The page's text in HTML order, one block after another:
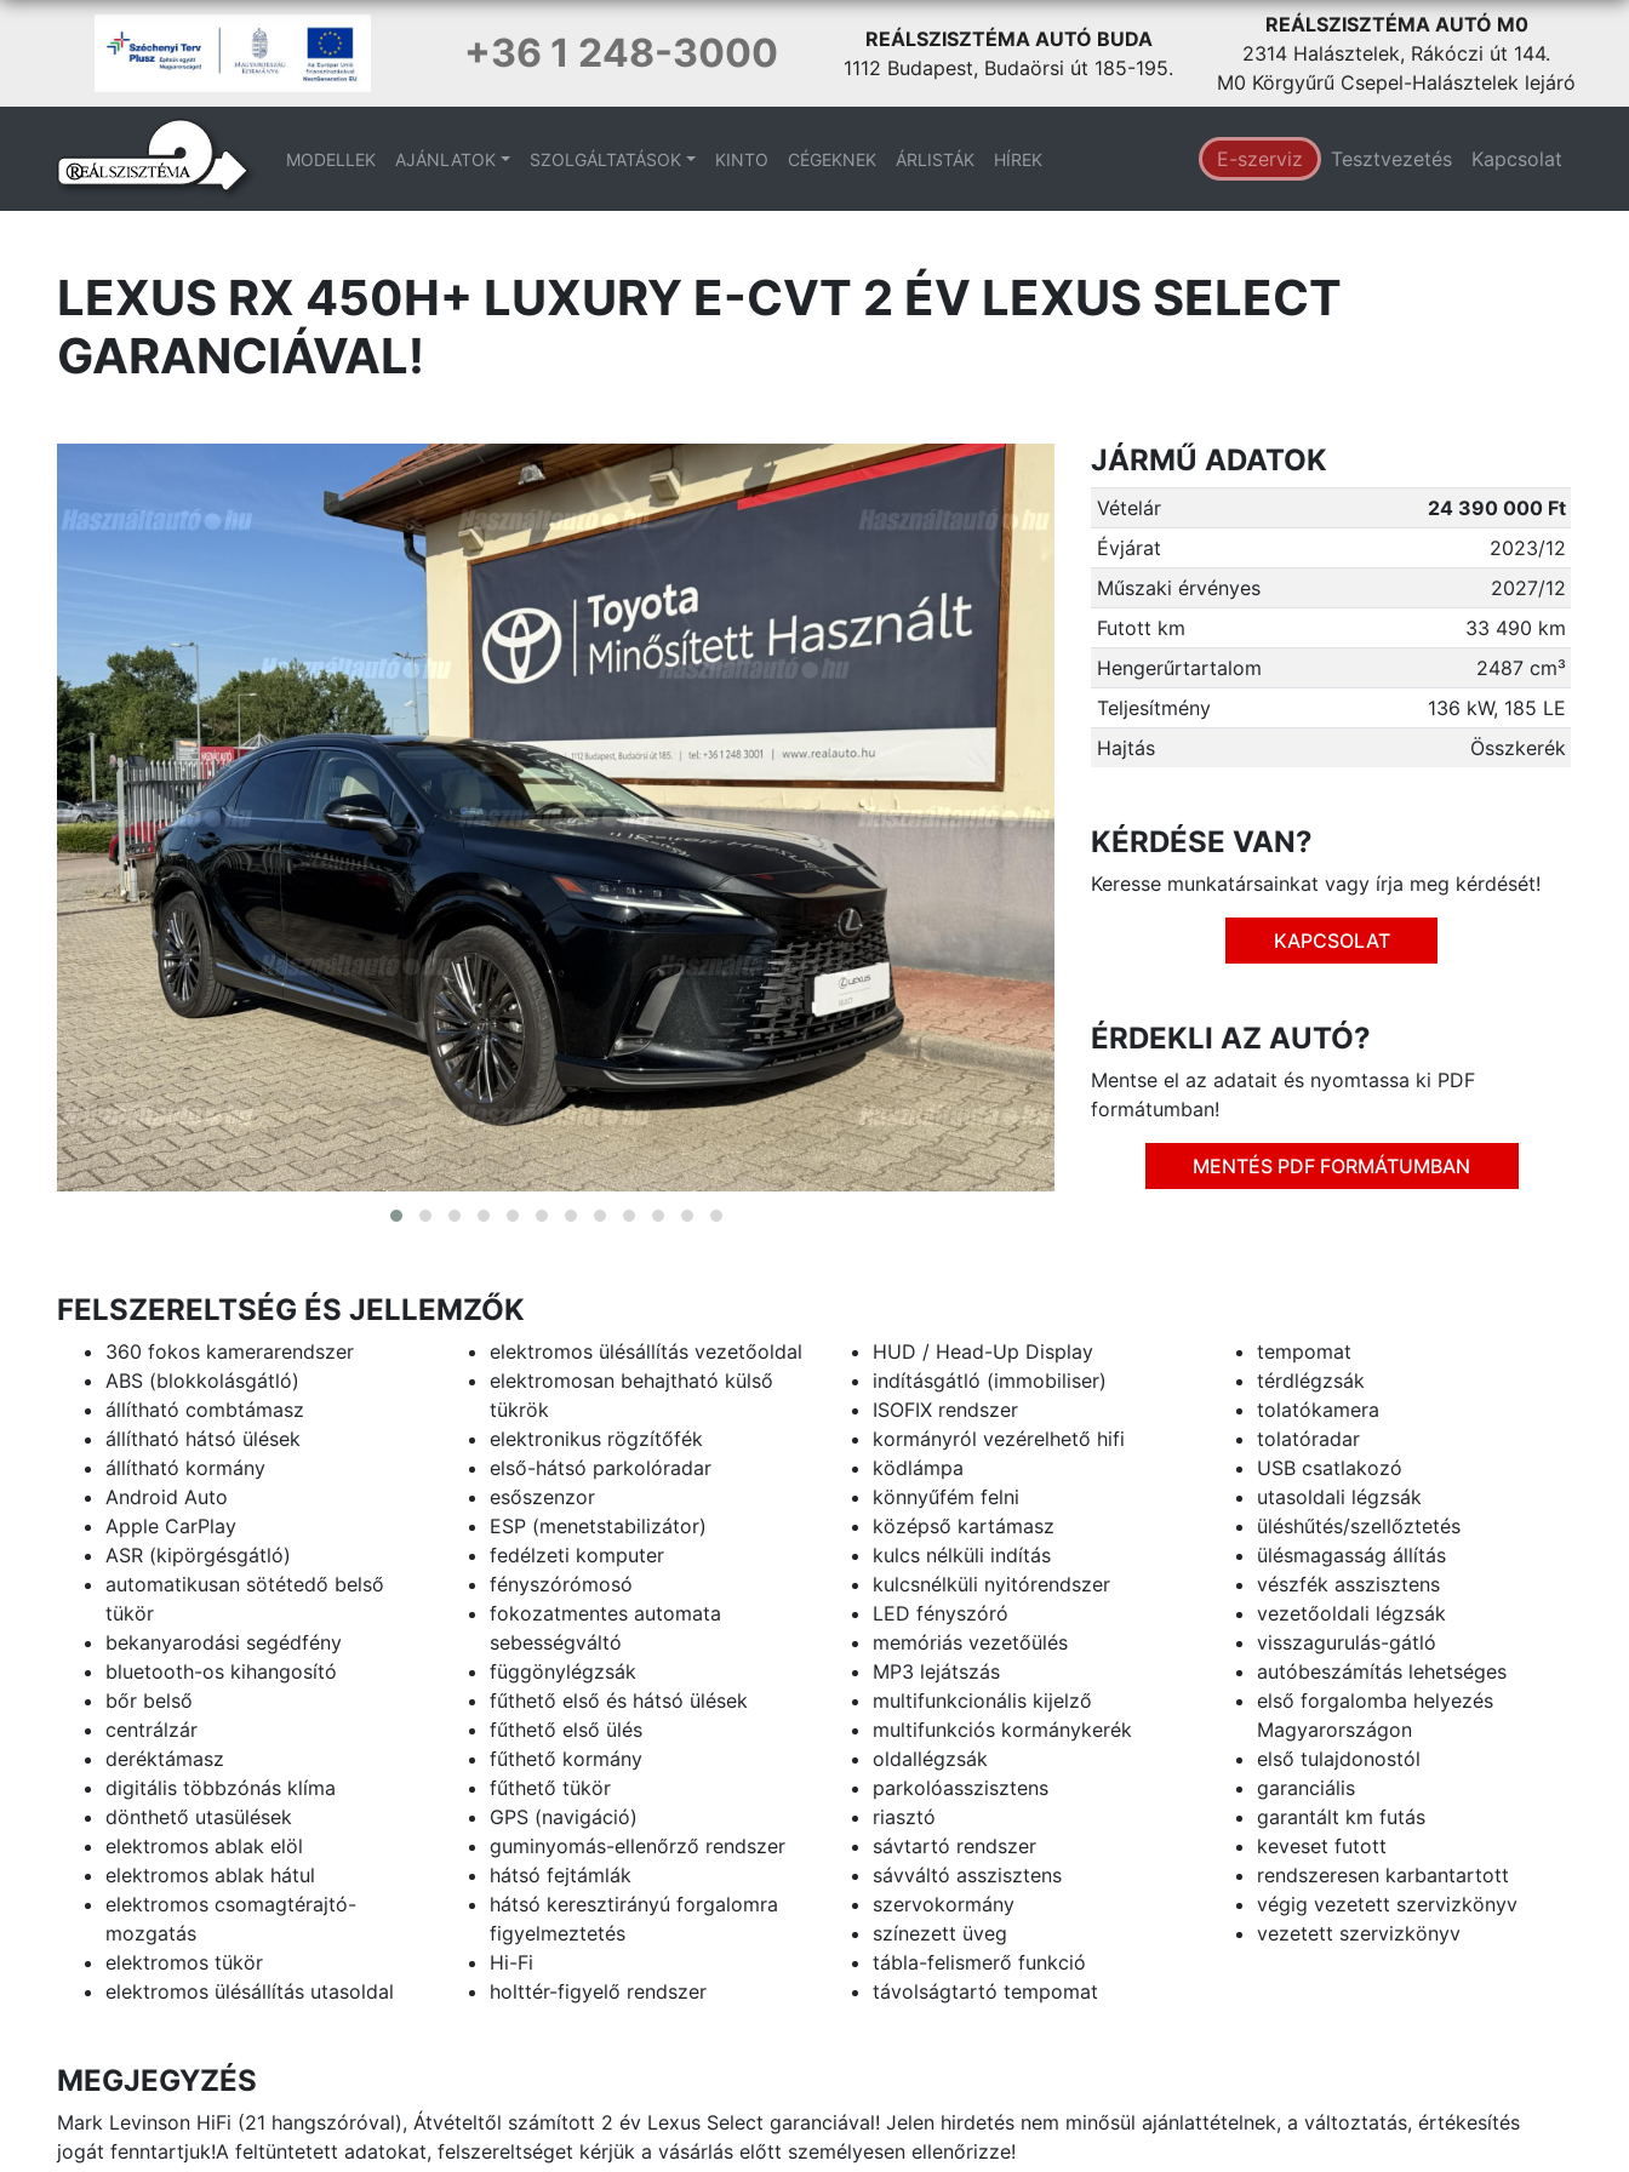
+36 1 248-3000
REÁLSZISZTÉMA AUTÓ BUDA
1112 Budapest, Budaörsi út 185-195.
REÁLSZISZTÉMA AUTÓ M0
2314 Halásztelek, Rákóczi út 144.
M0 Körgyűrű Csepel-Halásztelek lejáró
MODELLEK AJÁNLATOK SZOLGÁLTATÁSOK KINTO CÉGEKNEK ÁRLISTÁK HÍREK E-szerviz Tesztvezetés Kapcsolat
LEXUS RX 450H+ LUXURY E-CVT 2 ÉV LEXUS SELECT
GARANCIÁVAL!
JÁRMŰ ADATOK
Vételár
24 390 000 Ft
Évjárat
2023/12
Műszaki érvényes
2027/12
Futott km
33 490 km
Hengerűrtartalom
2487 cm³
Teljesítmény
136 kW, 185 LE
Hajtás
Összkerék
KÉRDÉSE VAN?
Keresse munkatársainkat vagy írja meg kérdését!
KAPCSOLAT
ÉRDEKLI AZ AUTÓ?
Mentse el az adatait és nyomtassa ki PDF
formátumban!
MENTÉS PDF FORMÁTUMBAN
FELSZERELTSÉG ÉS JELLEMZŐK
360 fokos kamerarendszer
ABS (blokkolásgátló)
állítható combtámasz
állítható hátsó ülések
állítható kormány
Android Auto
Apple CarPlay
ASR (kipörgésgátló)
automatikusan sötétedő belső
tükör
bekanyarodási segédfény
bluetooth-os kihangosító
bőr belső
centrálzár
deréktámasz
digitális többzónás klíma
dönthető utasülések
elektromos ablak elöl
elektromos ablak hátul
elektromos csomagtérajtó-
mozgatás
elektromos tükör
elektromos ülésállítás utasoldal
elektromos ülésállítás vezetőoldal
elektromosan behajtható külső
tükrök
elektronikus rögzítőfék
első-hátsó parkolóradar
esőszenzor
ESP (menetstabilizátor)
fedélzeti komputer
fényszórómosó
fokozatmentes automata
sebességváltó
függönylégzsák
fűthető első és hátsó ülések
fűthető első ülés
fűthető kormány
fűthető tükör
GPS (navigáció)
guminyomás-ellenőrző rendszer
hátsó fejtámlák
hátsó keresztirányú forgalomra
figyelmeztetés
Hi-Fi
holttér-figyelő rendszer
HUD / Head-Up Display
indításgátló (immobiliser)
ISOFIX rendszer
kormányról vezérelhető hifi
ködlámpa
könnyűfém felni
középső kartámasz
kulcs nélküli indítás
kulcsnélküli nyitórendszer
LED fényszóró
memóriás vezetőülés
MP3 lejátszás
multifunkcionális kijelző
multifunkciós kormánykerék
oldallégzsák
parkolóasszisztens
riasztó
sávtartó rendszer
sávváltó asszisztens
szervokormány
színezett üveg
tábla-felismerő funkció
távolságtartó tempomat
tempomat
térdlégzsák
tolatókamera
tolatóradar
USB csatlakozó
utasoldali légzsák
üléshűtés/szellőztetés
ülésmagasság állítás
vészfék asszisztens
vezetőoldali légzsák
visszagurulás-gátló
autóbeszámítás lehetséges
első forgalomba helyezés
Magyarországon
első tulajdonostól
garanciális
garantált km futás
keveset futott
rendszeresen karbantartott
végig vezetett szervizkönyv
vezetett szervizkönyv
MEGJEGYZÉS
Mark Levinson HiFi (21 hangszóróval), Átvételtől számított 2 év Lexus Select garanciával! Jelen hirdetés nem minősül ajánlattételnek, a változtatás, értékesítés
jogát fenntartjuk!A feltüntetett adatokat, felszereltséget kérjük a vásárlás előtt személyesen ellenőrizze!